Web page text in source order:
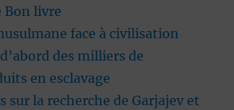
livre
face à civilisation
des milliers de
en esclavage
sur la recherche de Garjajev et